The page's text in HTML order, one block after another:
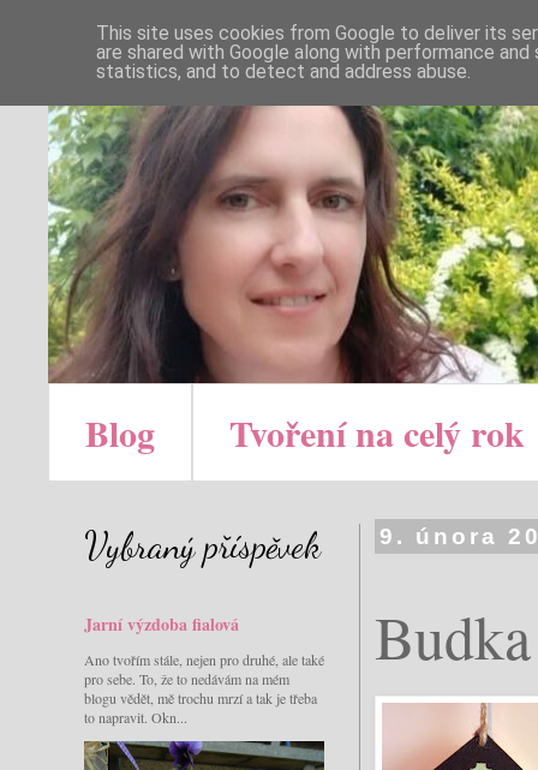
Blog Tvoření na celý rok
9. února
Vybraný příspěvek
Jarní výzdoba fialová
Ano tvořím stále, nejen pro druhé, ale také
pro sebe. To, že to nedávám na mém
blogu vědět, mě trochu mrzí a tak je třeba
to napravit. Okn...
This site uses cookies from Google to deliver its
are shared with Google along with performance
statistics, and to detect and address abuse.